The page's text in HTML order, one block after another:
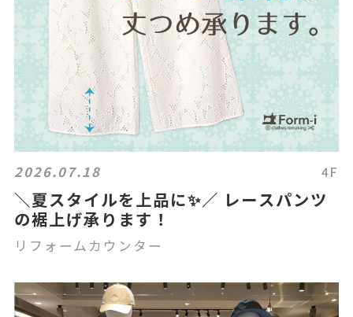
2026.07.18 4F
＼夏スタイルを上品に✨／ レースパンツ
の裾上げ承ります！
リフォームカウンター